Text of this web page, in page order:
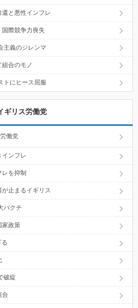
と悪性インフレ
際競争力喪失
主義のジレンマ
合のモノ
トにヒース屈服
ギリス労働党
働党
インフレ
を抑制
止まるイギリス
バクチ
家政策
る
破綻
合